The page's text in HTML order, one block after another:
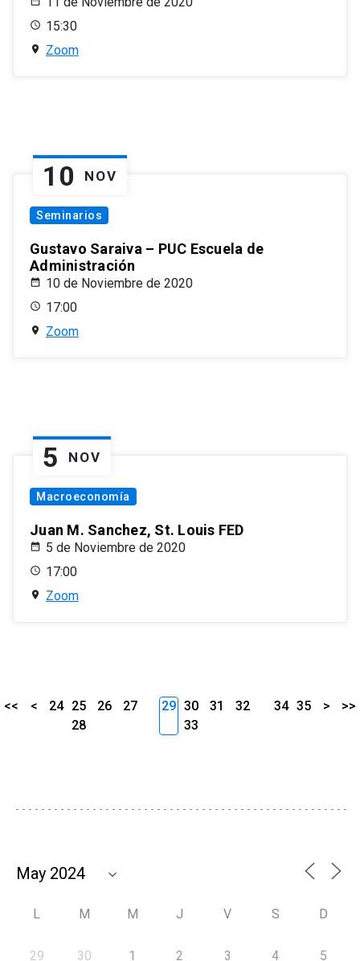
15:30
Zoom
10 NOV
Seminarios
Gustavo Saraiva – PUC Escuela de
Administración
10 de Noviembre de 2020
17:00
Zoom
5 NOV
Macroeconomía
Juan M. Sanchez, St. Louis FED
5 de Noviembre de 2020
17:00
Zoom
<< < 24 25 26
27
28
29 30 31
32
33
34 35 > >>
L M M J V S D
29 30 1 2 3 4 5